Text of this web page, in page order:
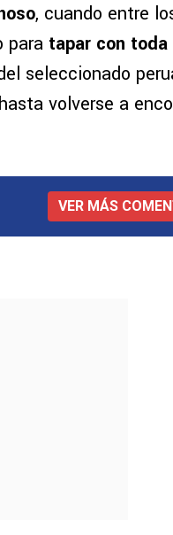
, cuando entre
para tapar con
seleccionado
volverse a
VER MÁS